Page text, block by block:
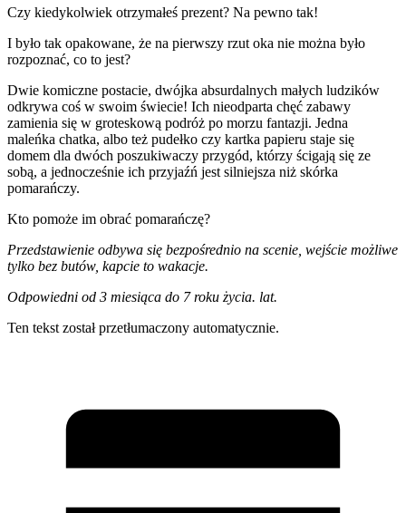
Czy kiedykolwiek otrzymałeś prezent? Na pewno tak!
I było tak opakowane, że na pierwszy rzut oka nie można było
rozpoznać, co to jest?
Dwie komiczne postacie, dwójka absurdalnych małych ludzików
odkrywa coś w swoim świecie! Ich nieodparta chęć zabawy
zamienia się w groteskową podróż po morzu fantazji. Jedna
maleńka chatka, albo też pudełko czy kartka papieru staje się
domem dla dwóch poszukiwaczy przygód, którzy ścigają się ze
sobą, a jednocześnie ich przyjaźń jest silniejsza niż skórka
pomarańczy.
Kto pomoże im obrać pomarańczę?
Przedstawienie odbywa się bezpośrednio na scenie, wejście możliwe
tylko bez butów, kapcie to wakacje.
Odpowiedni od 3 miesiąca do 7 roku życia. lat.
Ten tekst został przetłumaczony automatycznie.